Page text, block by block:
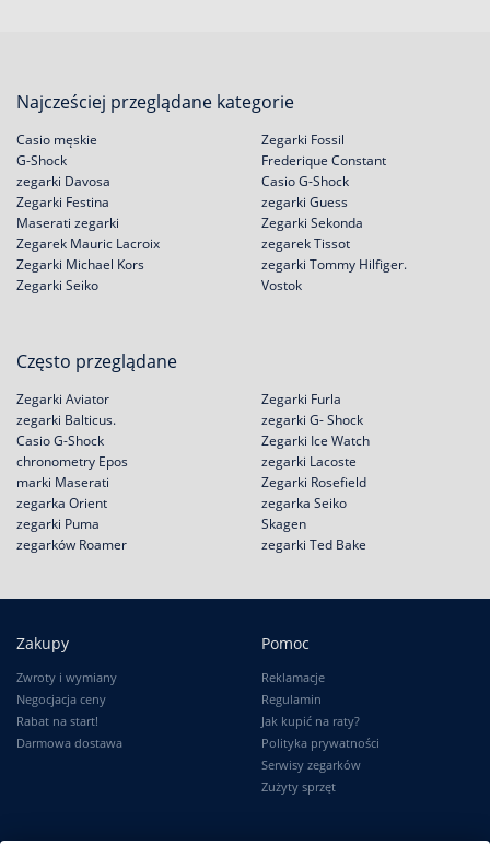
Najcześciej przeglądane kategorie
Casio męskie
G-Shock
zegarki Davosa
Zegarki Festina
Zegarki Fossil
Frederique Constant
Casio G-Shock
zegarki Guess
Maserati zegarki
Zegarek Mauric Lacroix
Zegarki Michael Kors
Zegarki Seiko
Zegarki Sekonda
zegarek Tissot
zegarki Tommy Hilfiger.
Vostok
Często przeglądane
Zegarki Aviator
zegarki Balticus.
Casio G-Shock
chronometry Epos
Zegarki Furla
zegarki G- Shock
Zegarki Ice Watch
zegarki Lacoste
marki Maserati
zegarka Orient
zegarki Puma
zegarków Roamer
Zegarki Rosefield
zegarka Seiko
Skagen
zegarki Ted Bake
Zakupy
Zwroty i wymiany
Negocjacja ceny
Rabat na start!
Darmowa dostawa
Pomoc
Reklamacje
Regulamin
Jak kupić na raty?
Polityka prywatności
Serwisy zegarków
Zużyty sprzęt